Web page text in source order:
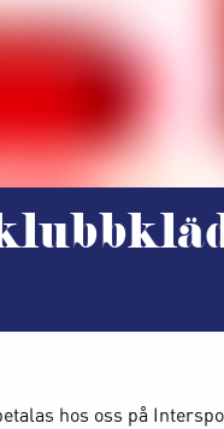
hos oss på